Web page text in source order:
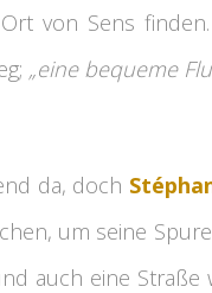
von Sens
„eine bequeme
da, doch
um seine
auch eine